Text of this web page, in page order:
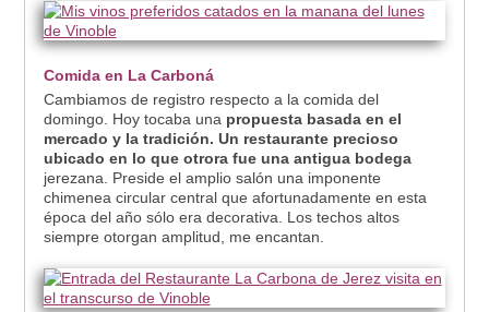
Comida en La Carboná
Cambiamos de registro respecto a la comida del
domingo. Hoy tocaba una propuesta basada en el
mercado y la tradición. Un restaurante precioso
ubicado en lo que otrora fue una antigua bodega
jerezana. Preside el amplio salón una imponente
chimenea circular central que afortunadamente en esta
época del año sólo era decorativa. Los techos altos
siempre otorgan amplitud, me encantan.